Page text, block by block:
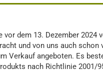
vor dem 13. Dezember 2024
und von uns auch schon
Verkauf angeboten. Es
nach Richtlinie 2001/